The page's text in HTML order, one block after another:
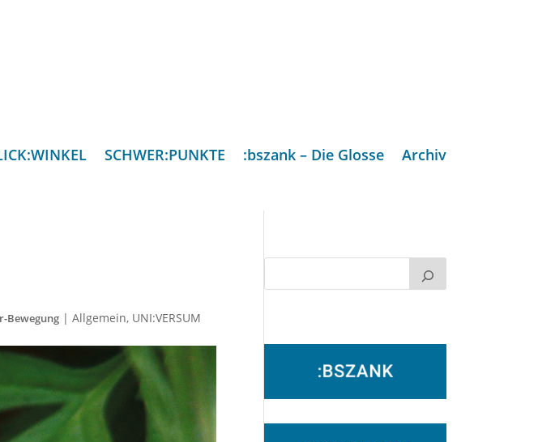
SCHWER:PUNKTE :bszank – Die Glosse Archiv
Bewegung |Allgemein, UNI:VERSUM